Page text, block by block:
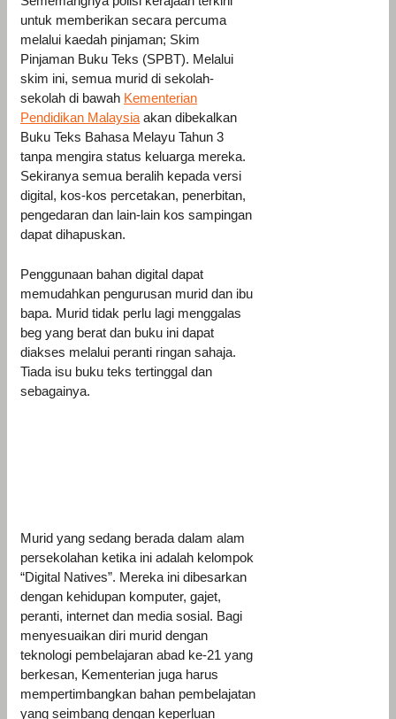
untuk memberikan secara percuma
melalui kaedah pinjaman; Skim
Pinjaman Buku Teks (SPBT). Melalui
skim ini, semua murid di sekolah-
sekolah di bawah Kementerian
Pendidikan Malaysiaakan dibekalkan
Buku Teks Bahasa Melayu Tahun 3
tanpa mengira status keluarga mereka.
Sekiranya semua beralih kepada versi
digital, kos-kos percetakan, penerbitan,
pengedaran dan lain-lain kos sampingan
dapat dihapuskan.
Penggunaan bahan digital dapat
memudahkan pengurusan murid dan ibu
bapa. Murid tidak perlu lagi menggalas
beg yang berat dan buku ini dapat
diakses melalui peranti ringan sahaja.
Tiada isu buku teks tertinggal dan
sebagainya.
Murid yang sedang berada dalam alam
persekolahan ketika ini adalah kelompok
“Digital Natives”. Mereka ini dibesarkan
dengan kehidupan komputer, gajet,
peranti, internet dan media sosial. Bagi
menyesuaikan diri murid dengan
teknologi pembelajaran abad ke-21 yang
berkesan, Kementerian juga harus
mempertimbangkan bahan pembelajatan
yang seimbang dengan keperluan